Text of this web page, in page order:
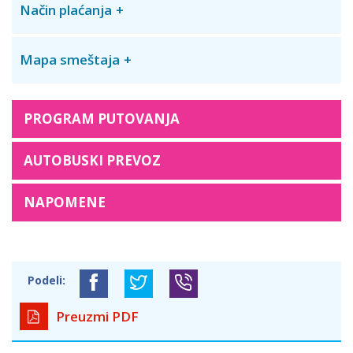
Način plaćanja
Mapa smeštaja
PROGRAM PUTOVANJA
AUTOBUSKI PREVOZ
NAPOMENE
Podeli:
Preuzmi PDF